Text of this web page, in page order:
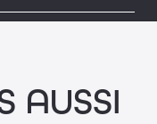
AUSSI